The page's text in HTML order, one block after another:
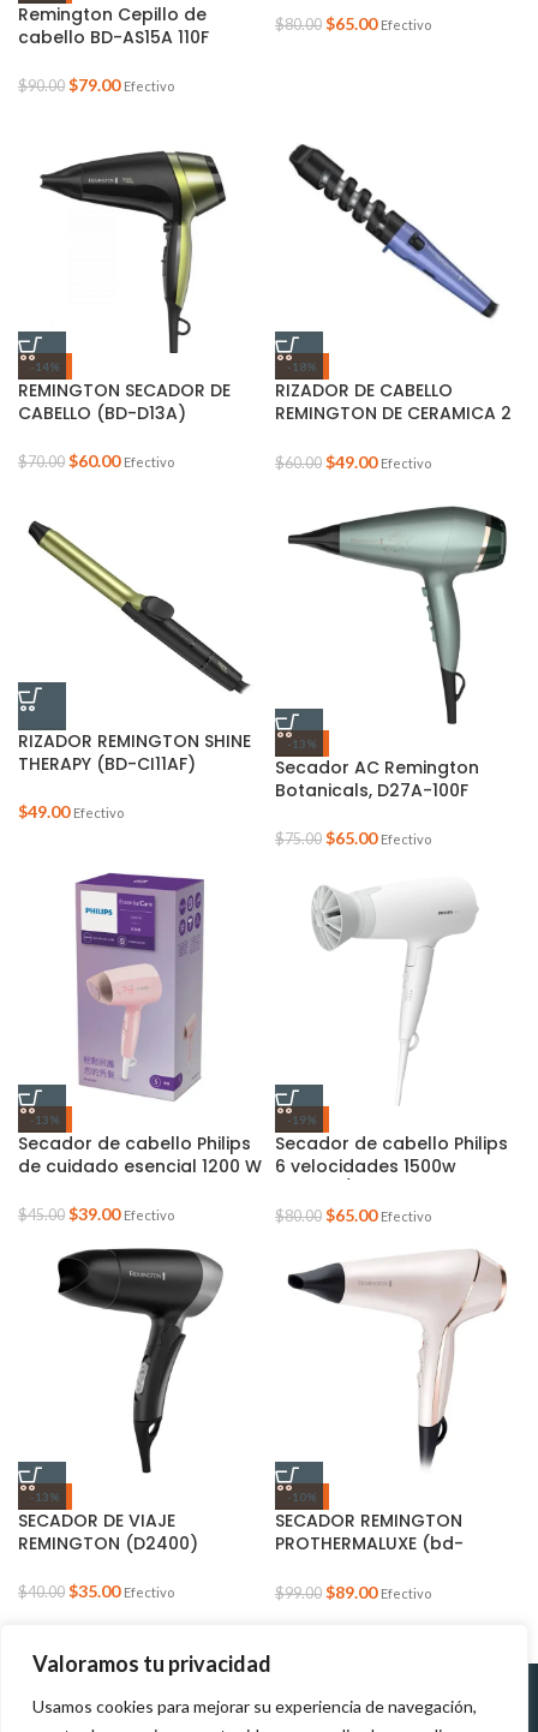
Valoramos tu privacidad
Usamos cookies para mejorar su experiencia de navegación,
Remington Cepillo de
cabello BD-AS15A 110F
$90.00 $79.00 Efectivo
$80.00 $65.00 Efectivo
-14%
REMINGTON SECADOR DE
CABELLO (BD-D13A)
$70.00 $60.00 Efectivo
-18%
RIZADOR DE CABELLO
REMINGTON DE CERAMICA 2
$60.00 $49.00 Efectivo
RIZADOR REMINGTON SHINE
THERAPY (BD-CI11AF)
$49.00 Efectivo
-13%
Secador AC Remington
Botanicals, D27A-100F
$75.00 $65.00 Efectivo
-13%
Secador de cabello Philips
de cuidado esencial 1200 W
$45.00 $39.00 Efectivo
-19%
Secador de cabello Philips
6 velocidades 1500w
$80.00 $65.00 Efectivo
-13%
SECADOR DE VIAJE
REMINGTON (D2400)
$40.00 $35.00 Efectivo
-10%
SECADOR REMINGTON
PROTHERMALUXE (bd-
$99.00 $89.00 Efectivo
Políticas de Políticas de tratamiento de